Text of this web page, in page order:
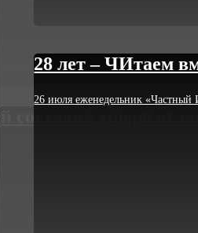
28 лет – ЧИтаем
26 июля еженедельник «Частный
ущерб от